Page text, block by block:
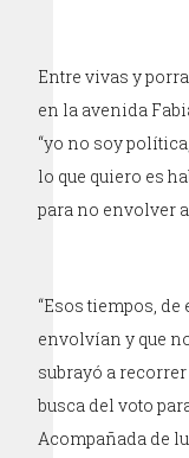
Entre vivas y
en la avenida
“yo no soy
lo que quiero es
para no envolver a
“Esos tiempos,
envolvían y que
subrayó a
busca del voto
Acompañada de